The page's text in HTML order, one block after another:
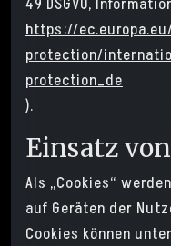
49 DSGVO,
https://
protection/
protection_de
).
Einsatz
Als „Cookies“
auf Geräten der
Cookies können